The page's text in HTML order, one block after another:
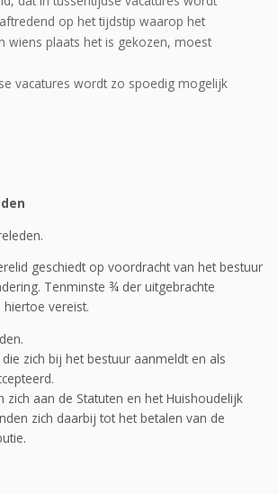
op het tijdstip waarop het
wiens plaats het is gekozen, moest
vacatures wordt zo spoedig mogelijk
geschiedt op voordracht van het bestuur
Tenminste ¾ der uitgebrachte
vereist.
zich bij het bestuur aanmeldt en als
zich aan de Statuten en het Huishoudelijk
zich daarbij tot het betalen van de